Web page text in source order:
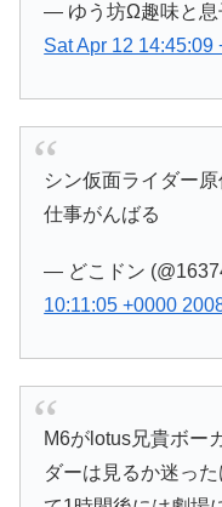
— ゆう坊Ω趣味と息
Sat Apr 12 14:45:09
シン仮面ライダー
仕事がんばる
— どこドン
10:11:05 +0000
M6がlotus兄貴ボー
ダーは見るか迷っ